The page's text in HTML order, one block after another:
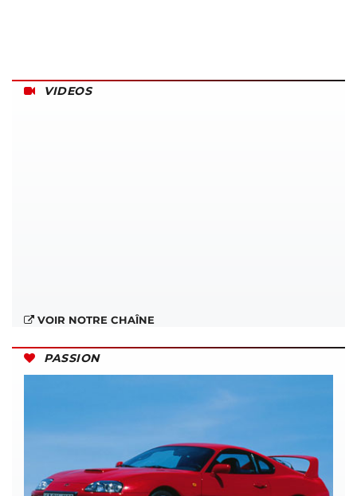
VIDEOS
VOIR NOTRE CHAÎNE
PASSION